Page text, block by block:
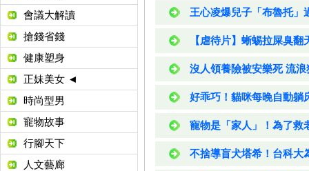
會議大解讀
搶錢省錢
健康塑身
正妹美女 ◄
時尚型男
寵物故事
行腳天下
人文藝廊
王心凌爆兒子「布魯托」
【虐待片】蜥蜴拉屎臭
沒人領養險被安樂死 流
好乖巧！貓咪每晚自動躺
寵物是「家人」！為了
不捨導盲犬塔希！台科大